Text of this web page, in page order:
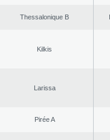
Thessalonique B
Kilkis
Larissa
Pirée A